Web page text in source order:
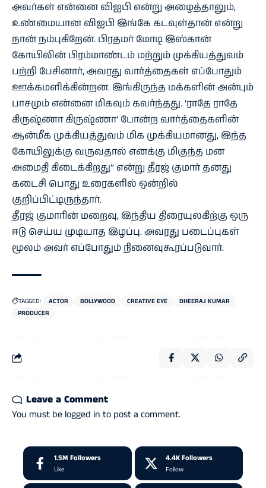
அவர்கள் என்னை விஐபி என்று அழைத்தாலும்,
உண்மையான விஐபி இங்கே கடவுள்தான் என்று
நான் நம்புகிறேன். பிரதமர் மோடி இஸ்கான்
கோயிலின் பிரம்மாண்டம் மற்றும் முக்கியத்துவம்
பற்றி பேசினார், அவரது வார்த்தைகள் எப்போதும்
ஊக்கமளிக்கின்றன. இங்கிருந்த மக்களின் அன்பும்
பாசமும் என்னை மிகவும் கவர்ந்தது. ‘ராதே ராதே
கிருஷ்ணா கிருஷ்ணா’ போன்ற வார்த்தைகளின்
ஆன்மீக முக்கியத்துவம் மிக முக்கியமானது, இந்த
கோயிலுக்கு வருவதால் எனக்கு மிகுந்த மன
அமைதி கிடைக்கிறது” என்று தீரஜ் குமார் தனது
கடைசி பொது உரைகளில் ஒன்றில்
குறிப்பிட்டிருந்தார்.
தீரஜ் குமாரின் மறைவு, இந்திய திரையுலகிற்கு ஒரு
ஈடு செய்ய முடியாத இழப்பு. அவரது படைப்புகள்
மூலம் அவர் எப்போதும் நினைவுகூரப்படுவார்.
TAGGED: ACTOR BOLLYWOOD CREATIVE EYE
DHEERAJ KUMAR
PRODUCER
Leave a Comment
You must be logged in to post a comment.
1.5M Followers
Like
4.4K Followers
Follow